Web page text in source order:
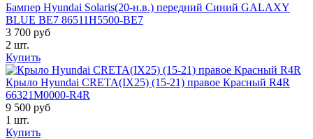
Бампер Hyundai Solaris(20-н.в.) передний Синий GALAXY
BLUE BE7 86511H5500-BE7
3 700 руб
2 шт.
Купить
Крыло Hyundai CRETA(IX25) (15-21) правое Красный R4R
66321M0000-R4R
9 500 руб
1 шт.
Купить